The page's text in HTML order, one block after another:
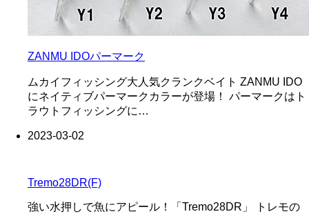
ZANMU IDOパーマーク
ムカイフィッシング大人気クランクベイト ZANMU IDO
にネイティブパーマークカラーが登場！ パーマークはト
ラウトフィッシングに…
2023-03-02
Tremo28DR(F)
強い水押しで魚にアピール！「Tremo28DR」 トレモの